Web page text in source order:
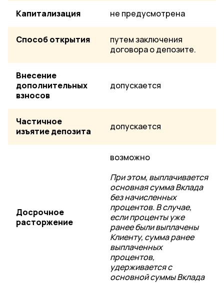
Капитализация не предусмотрена
Способ открытия
путем заключения
договора о депозите.
Внесение
дополнительных
взносов
допускается
Частичное
изъятие депозита
допускается
Досрочное
расторжение
возможно
При этом, выплачивается
основная сумма Вклада
без начисленных
процентов. В случае,
если проценты уже
ранее были выплачены
Клиенту, сумма ранее
выплаченных
процентов,
удерживается с
основной суммы Вклада